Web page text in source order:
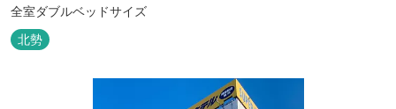
全室ダブルベッドサイズ
北勢